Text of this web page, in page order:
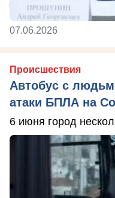
07.06.2026
Происшествия
Автобус с
атаки БПЛА на
6 июня город